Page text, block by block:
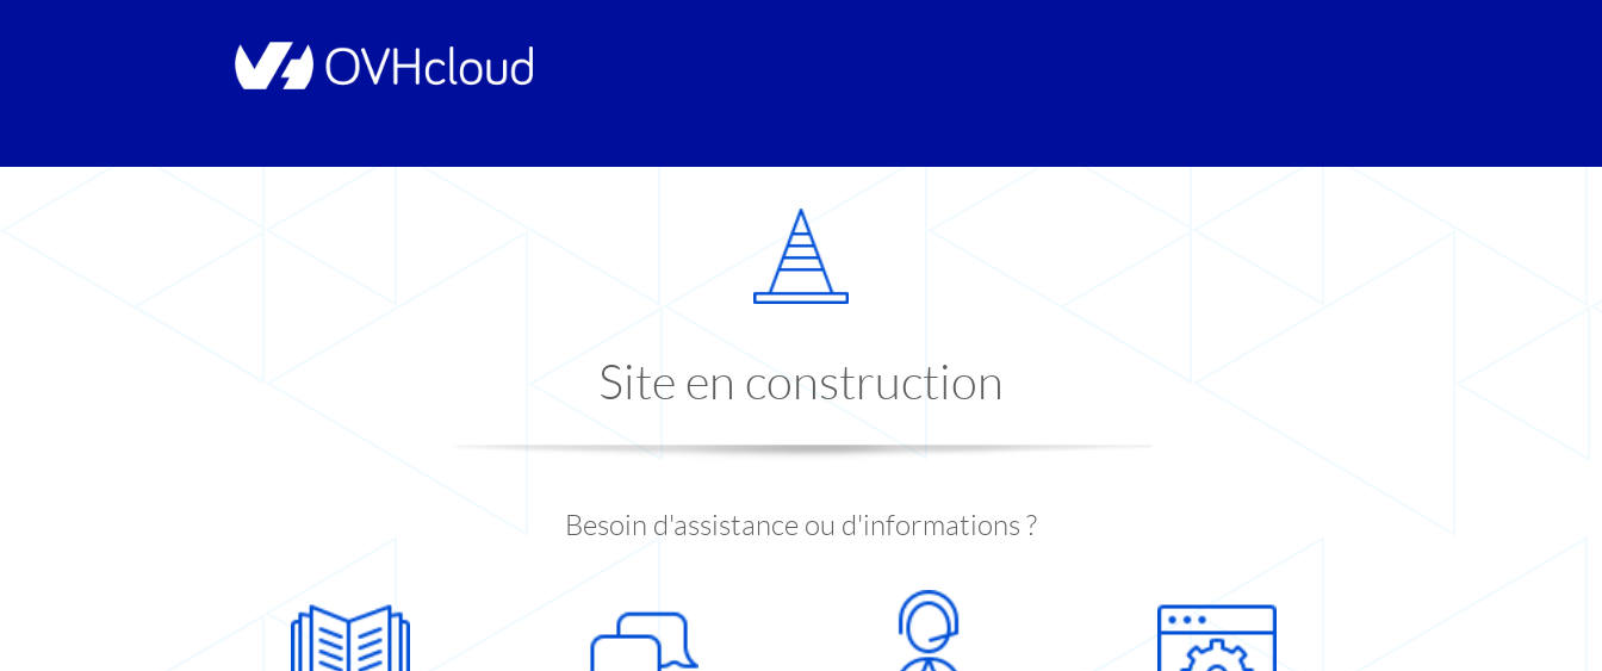
Site en construction
Besoin d'assistance ou d'informations ?